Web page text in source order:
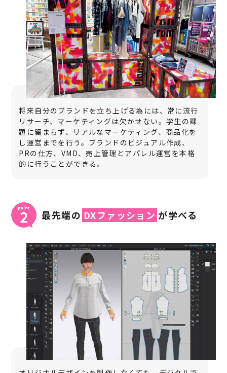
将来自分のブランドを立ち上げる為には、常に流行
リサーチ、マーケティングは欠かせない。学生の課
題に留まらず、リアルなマーケティング、商品化を
し運営までを行う。ブランドのビジュアル作成、
PRの仕方、VMD、売上管理とアパレル運営を本格
的に行うことができる。
最先端の DXファッション が学べる